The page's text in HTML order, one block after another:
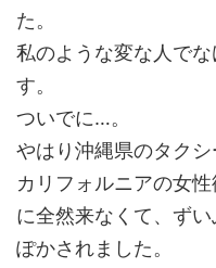
た。
私のような変な人で
す。
ついでに…。
やはり沖縄県のタクシ
カリフォルニアの女
に全然来なくて、ず
ぽかされました。